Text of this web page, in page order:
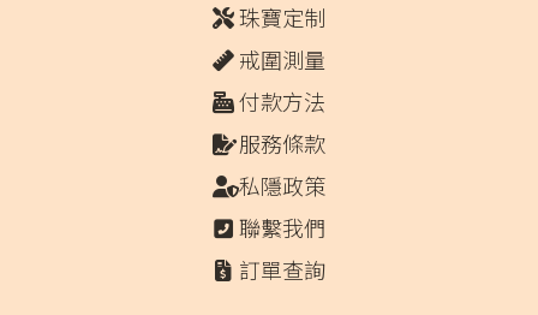
珠寶定制
戒圍測量
付款方法
服務條款
私隱政策
聯繫我們
訂單查詢